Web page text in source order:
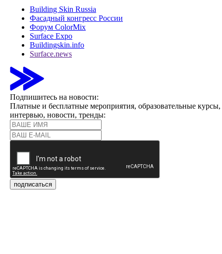
Building Skin Russia
Фасадный конгресс России
Форум ColorMix
Surface Expo
Buildingskin.info
Surface.news
Подпишитесь на новости:
Платные и бесплатные мероприятия, образовательные курсы,
интервью, новости, тренды:
подписаться